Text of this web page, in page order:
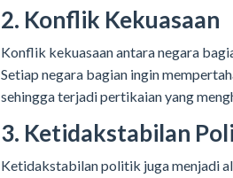
2. Konflik Kekuasaan
Konflik kekuasaan antara negara
Setiap negara bagian ingin
sehingga terjadi pertikaian yang
3. Ketidakstabilan
Ketidakstabilan politik juga menjadi